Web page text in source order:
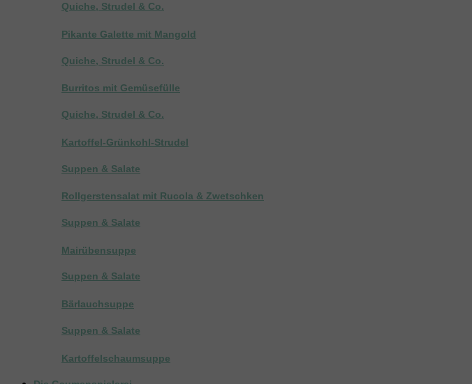
Quiche, Strudel & Co.
Pikante Galette mit Mangold
Quiche, Strudel & Co.
Burritos mit Gemüsefülle
Quiche, Strudel & Co.
Kartoffel-Grünkohl-Strudel
Suppen & Salate
Rollgerstensalat mit Rucola & Zwetschken
Suppen & Salate
Mairübensuppe
Suppen & Salate
Bärlauchsuppe
Suppen & Salate
Kartoffelschaumsuppe